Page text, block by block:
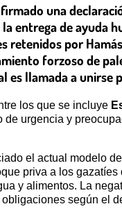
firmado una
entrega de ayuda
retenidos por
forzoso de
es llamada a unirse
los que se incluye
de urgencia y
el actual modelo
priva a los
y alimentos. La
según el